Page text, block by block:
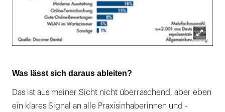
Was lässt sich daraus ableiten?
Das ist aus meiner Sicht nicht überraschend, aber eben
ein klares Signal an alle Praxisinhaberinnen und -